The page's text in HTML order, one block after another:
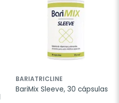
BARIATRICLINE
BariMix Sleeve, 30 cápsulas